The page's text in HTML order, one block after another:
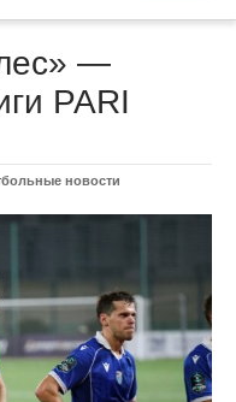
—
PARI
новости